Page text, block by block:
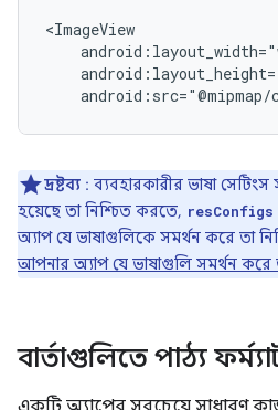
দ্রষ্টব্য : ব্যবহারকারীর ভাষা
হয়েছে তা নিশ্চিত করতে, resConfigs
অ্যাপ যে ভাষাগুলিকে সমর্থন করে তা
আপনার অ্যাপ যে ভাষাগুলি সমর্থন করে
বার্তাগুলিতে পাঠ্য